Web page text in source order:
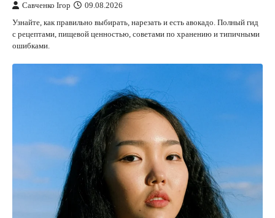
Савченко Ігор 09.08.2026
Узнайте, как правильно выбирать, нарезать и есть авокадо. Полный гид
с рецептами, пищевой ценностью, советами по хранению и типичными
ошибками.